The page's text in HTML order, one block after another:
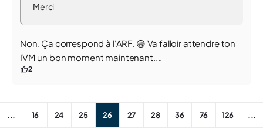
Merci
Non. Ça correspond à l'ARF. 😅 Va falloir attendre ton
IVM un bon moment maintenant....
2
... 16 24 25 26 27 28 36 76 126 ...